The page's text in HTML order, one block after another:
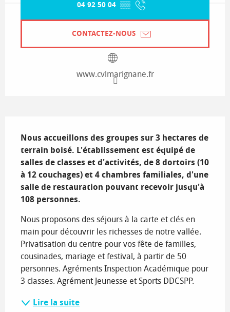
04 92 50 04 ▒▒
CONTACTEZ-NOUS
www.cvlmarignane.fr
Nous accueillons des groupes sur 3 hectares de
terrain boisé. L'établissement est équipé de
salles de classes et d'activités, de 8 dortoirs (10
à 12 couchages) et 4 chambres familiales, d'une
salle de restauration pouvant recevoir jusqu'à
108 personnes.
Nous proposons des séjours à la carte et clés en
main pour découvrir les richesses de notre vallée.
Privatisation du centre pour vos fête de familles,
cousinades, mariage et festival, à partir de 50
personnes. Agréments Inspection Académique pour
3 classes. Agrément Jeunesse et Sports DDCSPP.
Lire la suite